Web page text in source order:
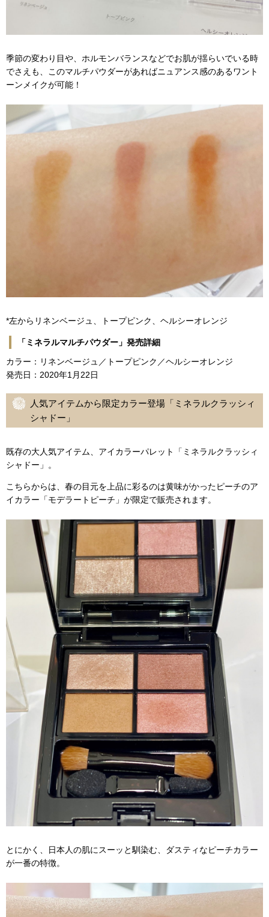
季節の変わり目や、ホルモンバランスなどでお肌が揺らいでいる時
でさえも、このマルチパウダーがあればニュアンス感のあるワント
ーンメイクが可能！
*左からリネンベージュ、トープピンク、ヘルシーオレンジ
「ミネラルマルチパウダー」発売詳細
カラー：リネンベージュ／トープピンク／ヘルシーオレンジ
発売日：2020年1月22日
人気アイテムから限定カラー登場「ミネラルクラッシィ
シャドー」
既存の大人気アイテム、アイカラーパレット「ミネラルクラッシィ
シャドー」。
こちらからは、春の目元を上品に彩るのは黄味がかったピーチのア
イカラー「モデラートピーチ」が限定で販売されます。
とにかく、日本人の肌にスーッと馴染む、ダスティなピーチカラー
が一番の特徴。